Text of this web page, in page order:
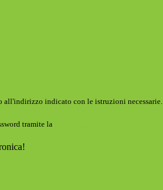
all'indirizzo indicato con le istruzioni necessarie.
tramite la